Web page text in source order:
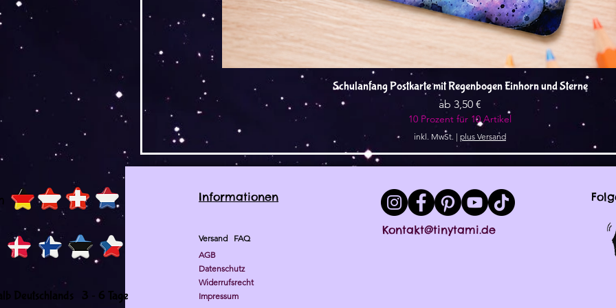
Schnellansicht
Schulanfang Postkarte mit Regenbogen Einhorn und Sterne
ab 3,50 €
Sale-Preis
10 Prozent für 10 Artikel
inkl. MwSt. | plus Versand
Deutschlands 3 - 6 Tage
Informationen
Versand FAQ
AGB
Datenschutz
Widerrufsrecht
Impressum
Kontakt@tinytami.de